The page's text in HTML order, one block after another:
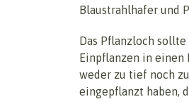
Blaustrahlhafer und
Das Pflanzloch
Einpflanzen in einen
weder zu tief noch
eingepflanzt haben,